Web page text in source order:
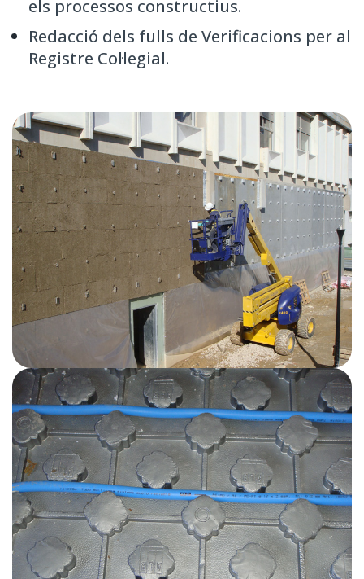
els processos constructius.
Redacció dels fulls de Verificacions per al
Registre Col·legial.